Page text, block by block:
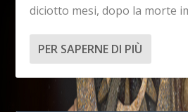
diciotto mesi, dopo la morte
PER SAPERNE DI PIÙ